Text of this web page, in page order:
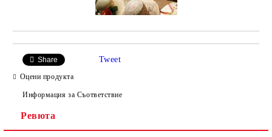
Share Tweet
Оцени продукта
Информация за Съответствие
Ревюта